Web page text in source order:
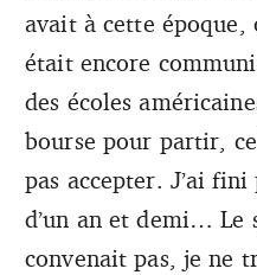
avait à cette époque,
était encore
des écoles
bourse pour partir,
pas accepter. J’ai
d’un an et demi… Le
convenait pas, je ne